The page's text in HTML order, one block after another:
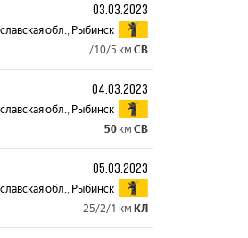
03.03.2023
обл., Рыбинск
/10/5 км СВ
04.03.2023
обл., Рыбинск
50 км СВ
05.03.2023
обл., Рыбинск
25/2/1 км КЛ